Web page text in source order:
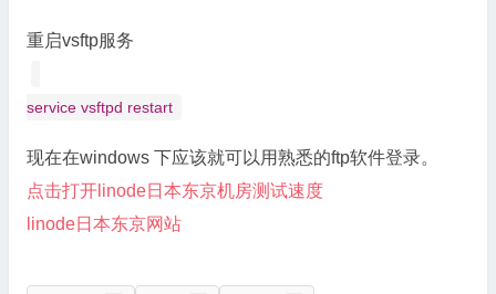
重启vsftp服务
service vsftpd restart
现在在windows 下应该就可以用熟悉的ftp软件登录。
点击打开linode日本东京机房测试速度
linode日本东京网站